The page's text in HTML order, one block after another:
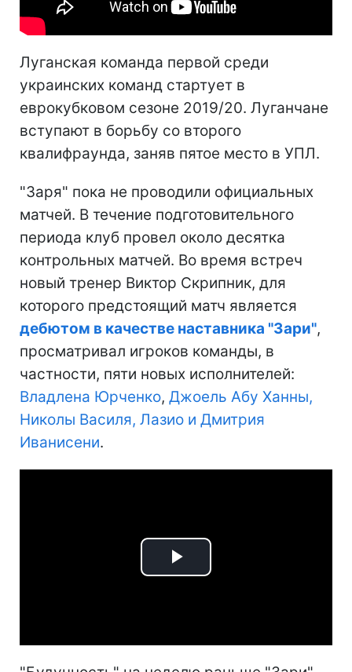
Луганская команда первой среди
украинских команд стартует в
еврокубковом сезоне 2019/20. Луганчане
вступают в борьбу со второго
квалифраунда, заняв пятое место в УПЛ.
"Заря" пока не проводили официальных
матчей. В течение подготовительного
периода клуб провел около десятка
контрольных матчей. Во время встреч
новый тренер Виктор Скрипник, для
которого предстоящий матч является
дебютом в качестве наставника "Зари",
просматривал игроков команды, в
частности, пяти новых исполнителей:
Владлена Юрченко, Джоель Абу Ханны,
Николы Василя, Лазио и Дмитрия
Иванисени.
Play